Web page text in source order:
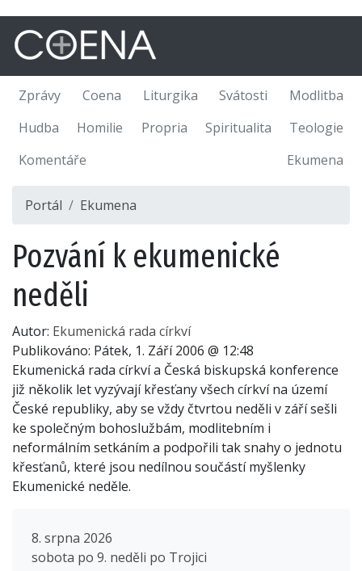
Zprávy Coena Liturgika Svátosti
Modlitba
Hudba
Homilie Propria Spiritualita
Teologie
Komentáře
Ekumena
Portál Ekumena
Pozvání k ekumenické
neděli
Autor: Ekumenická rada církví
Publikováno: Pátek, 1. Září 2006 @ 12:48
Ekumenická rada církví a Česká biskupská konference
již několik let vyzývají křesťany všech církví na území
České republiky, aby se vždy čtvrtou neděli v září sešli
ke společným bohoslužbám, modlitebním i
neformálním setkáním a podpořili tak snahy o jednotu
křesťanů, které jsou nedílnou součástí myšlenky
Ekumenické neděle.
8. srpna 2026
sobota po 9. neděli po Trojici